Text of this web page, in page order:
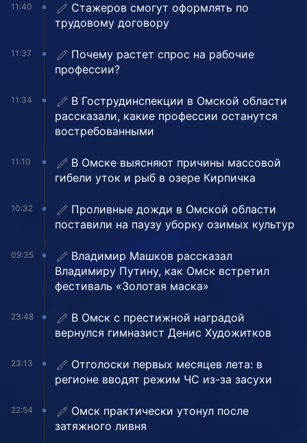
11:40
Стажеров смогут оформлять по
трудовому договору
11:37
Почему растет спрос на рабочие
профессии?
11:34
В Гострудинспекции в Омской области
рассказали, какие профессии останутся
востребованными
11:10
В Омске выясняют причины массовой
гибели уток и рыб в озере Кирпичка
10:32
Проливные дожди в Омской области
поставили на паузу уборку озимых культур
09:35
Владимир Машков рассказал
Владимиру Путину, как Омск встретил
фестиваль «Золотая маска»
23:48
В Омск с престижной наградой
вернулся гимназист Денис Художитков
23:13
Отголоски первых месяцев лета: в
регионе вводят режим ЧС из-за засухи
22:54
Омск практически утонул после
затяжного ливня